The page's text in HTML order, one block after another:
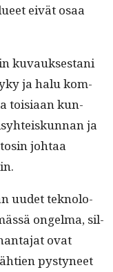
eivät osaa
kuvauk­ses­tani
ja halu kom­
toisi­aan kun­
ja
johtaa
uudet teknolo­
ongel­ma, sil­
ovat
pystyneet